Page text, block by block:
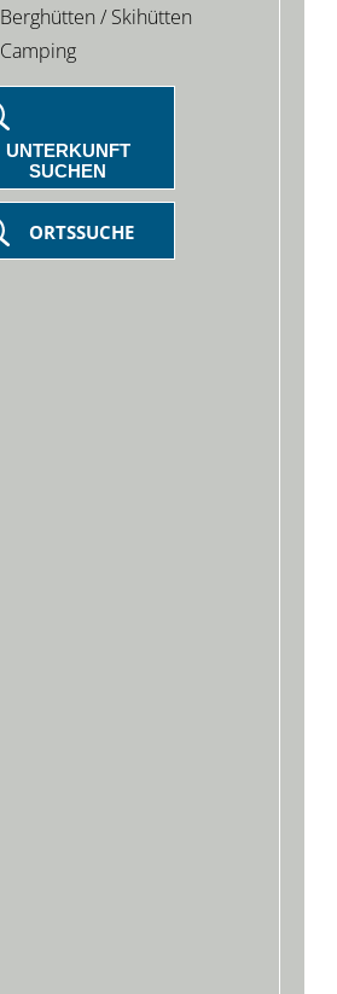
Berghütten / Skihütten
Camping
UNTERKUNFT
SUCHEN
ORTSSUCHE